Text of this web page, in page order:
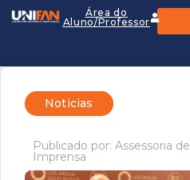
Área do
Aluno/Professor
Noticias
Publicado por: Assessoria de
Imprensa